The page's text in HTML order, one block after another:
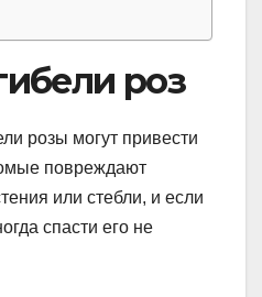
роз
розы могут привести
повреждают
или стебли, и если
спасти его не